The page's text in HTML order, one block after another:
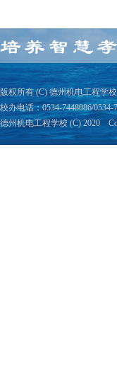
版权所有 (C) 德州机电工程学
校办电话：0534-7448086/0534-
德州机电工程学校 (C) 2020